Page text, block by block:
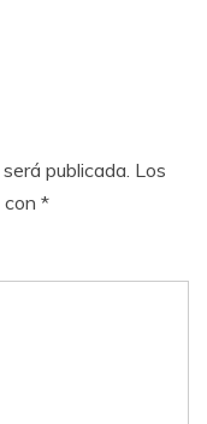
publicada. Los
*